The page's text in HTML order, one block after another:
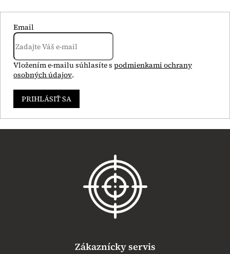
Email
Vložením e-mailu súhlasíte s podmienkami ochrany
osobných údajov.
PRIHLÁSIŤ SA
Zákaznícky servis